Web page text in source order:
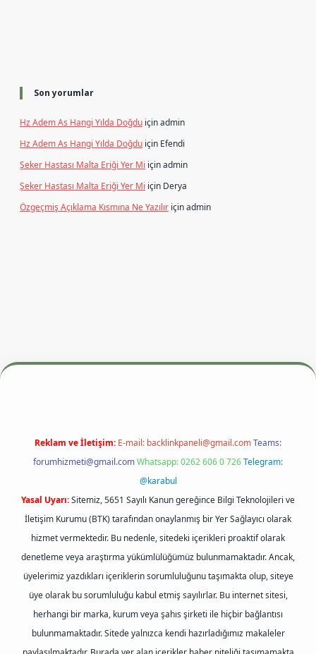
Son yorumlar
Hz Adem As Hangi Yılda Doğdu içinadmin
Hz Adem As Hangi Yılda Doğdu için Efendi
Şeker Hastası Malta Eriği Yer Mi içinadmin
Şeker Hastası Malta Eriği Yer Mi için Derya
Özgeçmiş Açıklama Kısmına Ne Yazılır içinadmin
Reklam ve İletişim: E-mail: backlinkpaneli@gmail.comTeams:
forumhizmeti@gmail.comWhatsapp: 0262 606 0 726Telegram:
@karabul
Yasal Uyarı:Sitemiz, 5651 Sayılı Kanun gereğince Bilgi Teknolojileri ve
İletişim Kurumu (BTK) tarafından onaylanmış bir Yer Sağlayıcı olarak
hizmet vermektedir. Bu nedenle, sitedeki içerikleri proaktif olarak
denetleme veya araştırma yükümlülüğümüz bulunmamaktadır. Ancak,
üyelerimiz yazdıkları içeriklerin sorumluluğunu taşımakta olup, siteye
üye olarak bu sorumluluğu kabul etmiş sayılırlar. Bu internet sitesi,
herhangi bir marka, kurum veya şahıs şirketi ile hiçbir bağlantısı
bulunmamaktadır. Sitede yalnızca kendi hazırladığımız makaleler